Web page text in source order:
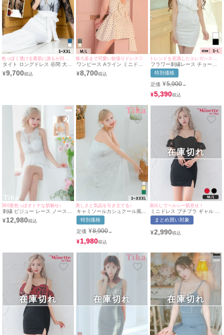
タイト ロングドレス 谷間 大き
いサイズ レース 大人 スリット
背中魅せ ハイネック ストレッ
¥9,700
後ろ姿まで可愛い欲張りドレス♡
ワンピース Aライン ミニドレ
ス ノースリーブ 上品 背中魅せ
ドット柄 バックリボン (黒嵜
¥8,700
フラワー刺繍レース チョーカ
ー ワンショルダー 谷間魅せ タ
イトミニドレス (Sサイズ～Lサ
イズ) (愛沢えみり/キャバドレ
ス着用)
特別価格
定価 ¥5,900→
¥5,390
360度色っぽオトナな肌魅せ♪
刺繍 ビジュー レース ノースリ
ーブ 肌魅せ ハイウエスト切替
スリット Aラインロングドレス
¥12,980
美しさと気品を引き立てる♪
キャミソールカシュクール風ク
ロス切り替えフラワーレースA
ラインロングドレス (Sサイズ
～XXXLサイズ) (重川茉弥/キャ
バドレス着用) [Tika/ティカ]
特別価格
定価 ¥8,900→
¥1,980
肩出しでヘルシー肌見せ！
ミニドレス プチプラ ギャル タ
イト オフショル スリット セク
シー ラウンジ キャミソール レ
せ ウエストベルト 黒 キャバド
まとめ買い対象
¥2,990
在庫切れ
在庫切れ 在庫切れ 在庫切れ